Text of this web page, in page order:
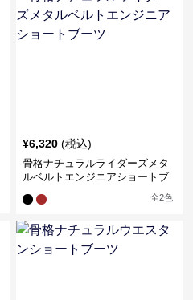
¥6,320 (税込)
骨格ナチュラルライダーズメタ
ルベルトエンジニアショートブ
全2色